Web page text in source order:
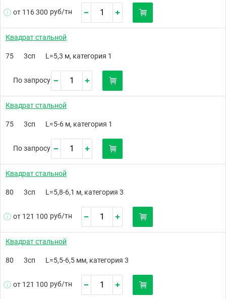
от 116 300 руб/тн
Квадрат стальной
75 3сп L=5,3 м, категория 1
По запросу
Квадрат стальной
75 3сп L=5-6 м, категория 1
По запросу
Квадрат стальной
80 3сп L=5,8-6,1 м, категория 3
от 121 100 руб/тн
Квадрат стальной
80 3сп L=5,5-6,5 мм, категория 3
от 121 100 руб/тн